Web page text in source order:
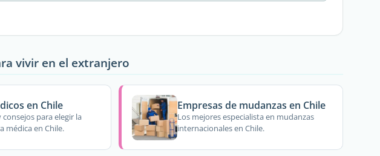
vivir en el extranjero
en Chile
para elegir la
médica en Chile.
Empresas de mudanzas en Chile
Los mejores especialista en mudanzas
internacionales en Chile.